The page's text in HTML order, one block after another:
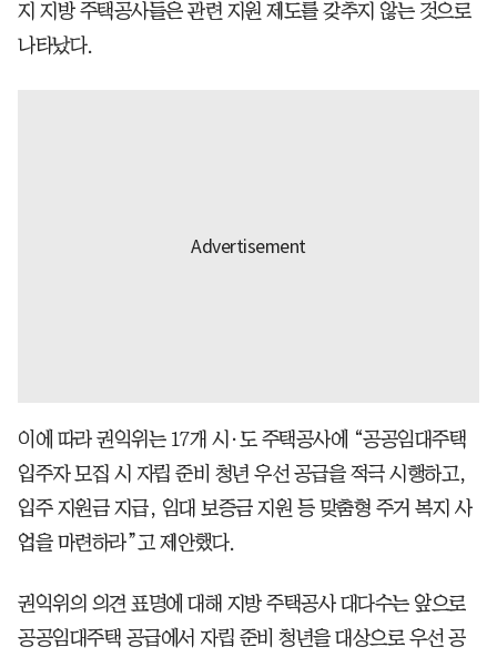
지 지방 주택공사들은 관련 지원 제도를 갖추지 않는 것으로
나타났다.
이에 따라 권익위는 17개 시·도 주택공사에 “공공임대주택
입주자 모집 시 자립 준비 청년 우선 공급을 적극 시행하고,
입주 지원금 지급, 임대 보증금 지원 등 맞춤형 주거 복지 사
업을 마련하라”고 제안했다.
권익위의 의견 표명에 대해 지방 주택공사 대다수는 앞으로
공공임대주택 공급에서 자립 준비 청년을 대상으로 우선 공